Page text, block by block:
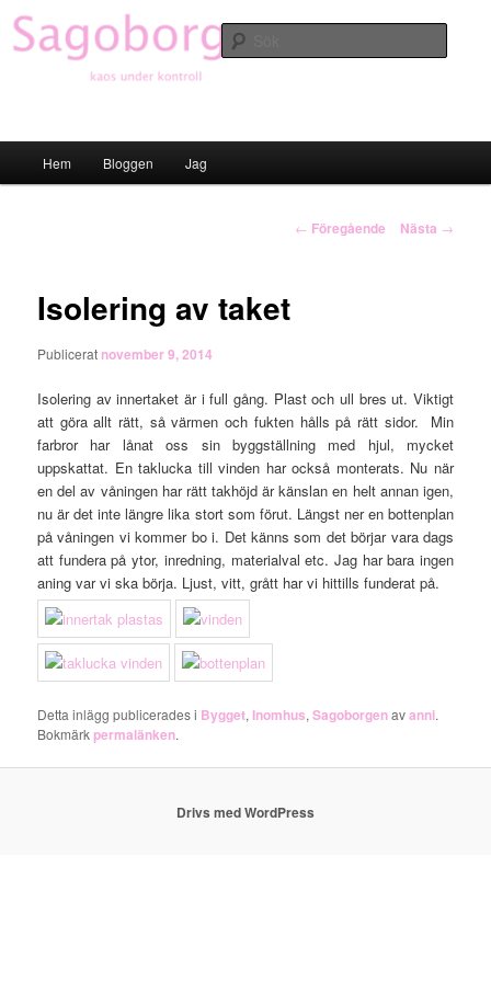
Hoppa
till
primärt
Hem Bloggen Jag
Inläggsnavigering
← Föregående Nästa →
Isolering av taket
Publicerat november 9, 2014
Isolering av innertaket är i full gång. Plast och ull bres ut. Viktigt
att göra allt rätt, så värmen och fukten hålls på rätt sidor. Min
farbror har lånat oss sin byggställning med hjul, mycket
uppskattat. En taklucka till vinden har också monterats. Nu när
en del av våningen har rätt takhöjd är känslan en helt annan igen,
nu är det inte längre lika stort som förut. Längst ner en bottenplan
på våningen vi kommer bo i. Det känns som det börjar vara dags
att fundera på ytor, inredning, materialval etc. Jag har bara ingen
aning var vi ska börja. Ljust, vitt, grått har vi hittills funderat på.
Detta inlägg publicerades i Bygget, Inomhus,Sagoborgenavanni.
Bokmärkpermalänken.
Drivs med WordPress